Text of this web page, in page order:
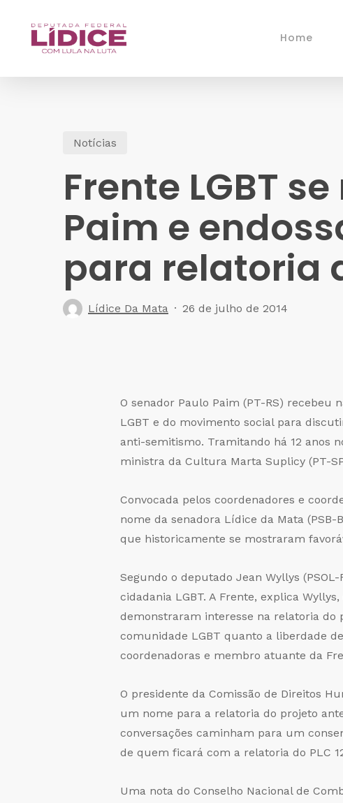
Home
Notícias
Frente LGBT
Paim e
para relatoria
Lídice Da Mata 26 de julho de 2014
O senador Paulo Paim (PT-RS)
LGBT e do movimento social para
anti-semitismo. Tramitando há 12 anos
ministra da Cultura Marta Suplicy (PT-
Convocada pelos coordenadores e
nome da senadora Lídice da Mata
que historicamente se mostraram
Segundo o deputado Jean Wyllys
cidadania LGBT. A Frente, explica
demonstraram interesse na relatoria do
comunidade LGBT quanto a liberdade
coordenadoras e membro atuante da
O presidente da Comissão de Direitos
um nome para a relatoria do projeto
conversações caminham para um
de quem ficará com a relatoria do PLC
Uma nota do Conselho Nacional de